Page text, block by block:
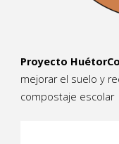
Proyecto
mejorar el suelo y
compostaje escolar